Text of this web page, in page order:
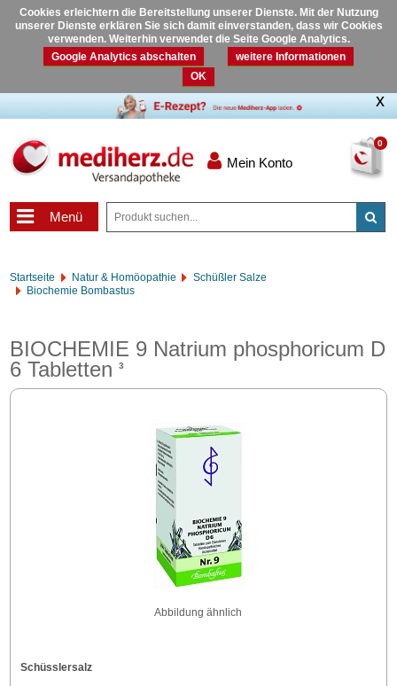
Cookies erleichtern die Bereitstellung unserer Dienste. Mit der Nutzung
unserer Dienste erklären Sie sich damit einverstanden, dass wir Cookies
verwenden. Weiterhin verwendet die Seite Google Analytics.
Google Analytics abschalten
weitere Informationen
OK
0
Mein Konto
Menü
Startseite Natur & Homöopathie
Schüßler Salze
Biochemie Bombastus
BIOCHEMIE 9 Natrium phosphoricum D
6 Tabletten3
Abbildung ähnlich
Schüsslersalz